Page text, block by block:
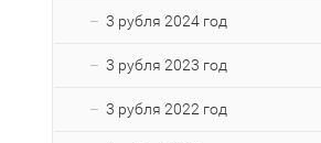
3 рубля 2024 год
3 рубля 2023 год
3 рубля 2022 год